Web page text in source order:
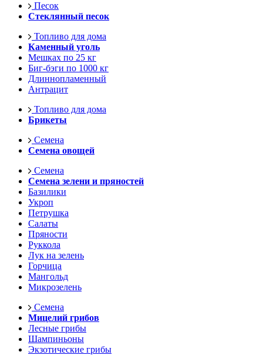
Песок
Стеклянный песок
Топливо для дома
Каменный уголь
Мешках по 25 кг
Биг-бэги по 1000 кг
Длиннопламенный
Антрацит
Топливо для дома
Брикеты
Семена
Семена овощей
Семена
Семена зелени и пряностей
Базилики
Укроп
Петрушка
Салаты
Пряности
Руккола
Лук на зелень
Горчица
Мангольд
Микрозелень
Семена
Мицелий грибов
Лесные грибы
Шампиньоны
Экзотические грибы